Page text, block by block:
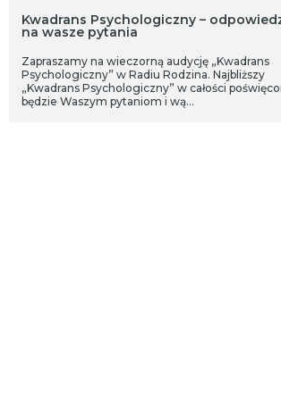
Kwadrans Psychologiczny –
na wasze pytania
Zapraszamy na wieczorną audycję „Kwadrans
Psychologiczny” w Radiu Rodzina. Najbliższy
„Kwadrans Psychologiczny” w całości
będzie Waszym pytaniom i wą…